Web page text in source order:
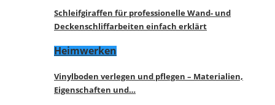
Schleifgiraffen für professionelle Wand- und
Deckenschliffarbeiten einfach erklärt
Heimwerken
Vinylboden verlegen und pflegen – Materialien,
Eigenschaften und…